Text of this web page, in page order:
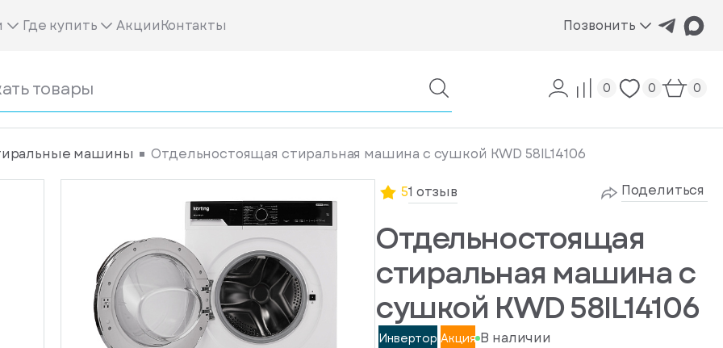
Где купить АкцииКонтакты Позвонить
0 0 0
машины Отдельностоящая стиральная машина с сушкой KWD 58IL14106
51 отзыв Поделиться
Отдельностоящая
стиральная машина с
сушкой KWD 58IL14106
Инвертор Акция В наличии